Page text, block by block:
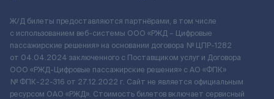
Ж/Д билеты предоставляются партнёрами, в том числе
с использованием веб-системы ООО «РЖД – Цифровые
пассажирские решения» на основании договора № ЦПР-1282
от 04.04.2024 заключенного с Поставщиком услуг и Договора
ООО «РЖД-Цифровые пассажирские решения» c АО «ФПК»
№ ФПК-22-316 от 27.12.2022 г. Сайт не является официальным
ресурсом ОАО «РЖД». Стоимость билетов включает сервисный